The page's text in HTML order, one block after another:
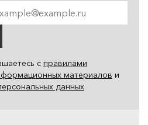
с правилами
материалов и
данных